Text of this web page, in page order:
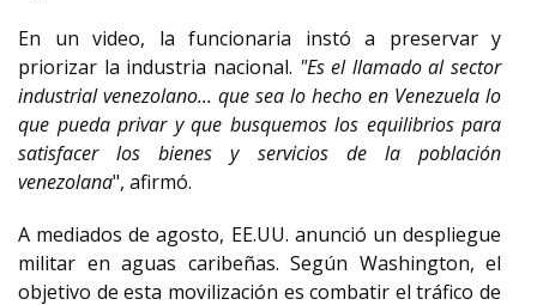
En un video, la funcionaria instó a preservar y
priorizar la industria nacional. "Es el llamado al sector
industrial venezolano... que sea lo hecho en Venezuela lo
que pueda privar y que busquemos los equilibrios para
satisfacer los bienes y servicios de la población
venezolana", afirmó.
A mediados de agosto, EE.UU. anunció un despliegue
militar en aguas caribeñas. Según Washington, el
objetivo de esta movilización es combatir el tráfico de